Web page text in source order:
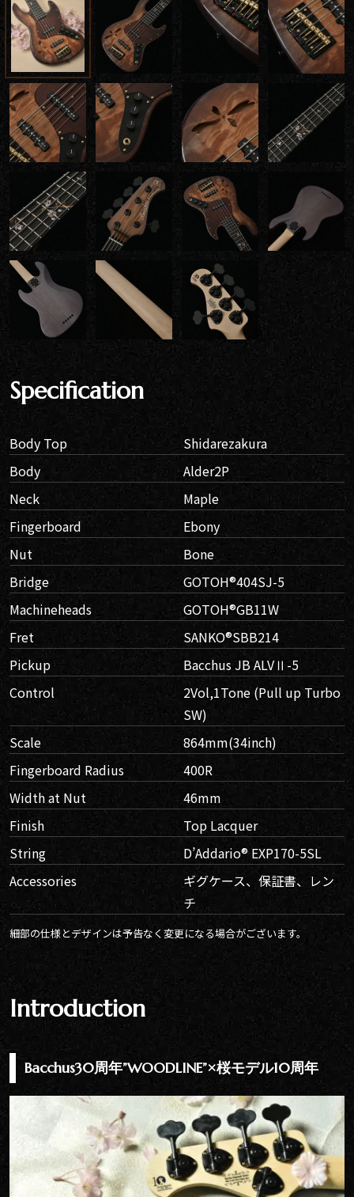
Specification
Body Top
Shidarezakura
Body
Alder2P
Neck
Maple
Fingerboard
Ebony
Nut
Bone
Bridge
GOTOH®404SJ-5
Machineheads
GOTOH®GB11W
Fret
SANKO®︎SBB214
Pickup
Bacchus JB ALVⅡ-5
Control
2Vol,1Tone (Pull up Turbo
SW)
Scale
864mm(34inch)
Fingerboard Radius
400R
Width at Nut
46mm
Finish
Top Lacquer
String
D’Addario® EXP170-5SL
Accessories
ギグケース、保証書、レン
チ
細部の仕様とデザインは予告なく変更になる場合がございます。
Introduction
Bacchus30周年”WOODLINE”×桜モデル10周年